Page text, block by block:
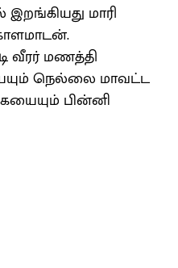
மாரி
வீரர் மணத்தி
நெல்லை மாவட்ட
பின்னி